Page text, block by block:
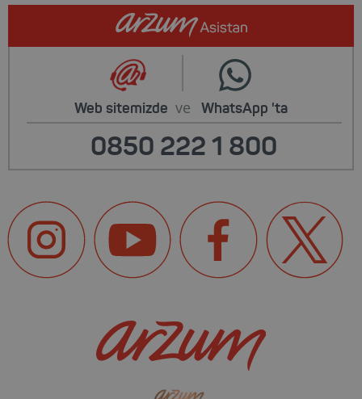
Web sitemizde ve WhatsApp 'ta
0850 222 1 800